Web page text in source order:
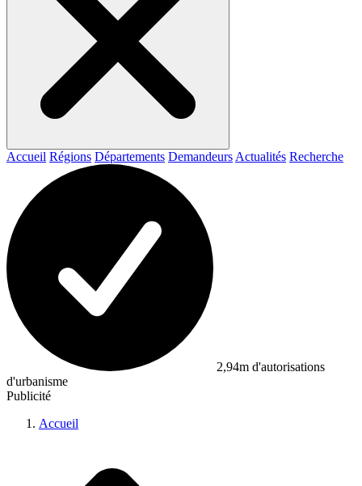
Accueil Régions Départements Demandeurs Actualités Recherche
2,94m d'autorisations
d'urbanisme
Publicité
Accueil